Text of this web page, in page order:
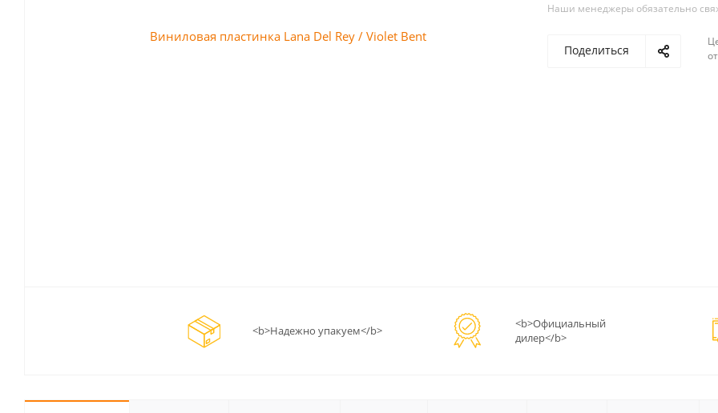
Наши менеджеры обязательно
Поделиться
<b>Надежно упакуем</b>
<b>Официальный
дилер</b>